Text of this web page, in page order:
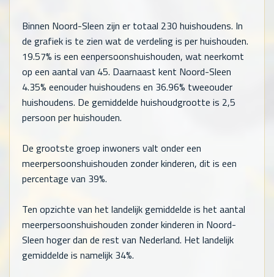
Binnen Noord-Sleen zijn er totaal 230 huishoudens. In
de grafiek is te zien wat de verdeling is per huishouden.
19.57% is een eenpersoonshuishouden, wat neerkomt
op een aantal van 45. Daarnaast kent Noord-Sleen
4.35% eenouder huishoudens en 36.96% tweeouder
huishoudens. De gemiddelde huishoudgrootte is 2,5
persoon per huishouden.
De grootste groep inwoners valt onder een
meerpersoonshuishouden zonder kinderen, dit is een
percentage van 39%.
Ten opzichte van het landelijk gemiddelde is het aantal
meerpersoonshuishouden zonder kinderen in Noord-
Sleen hoger dan de rest van Nederland. Het landelijk
gemiddelde is namelijk 34%.